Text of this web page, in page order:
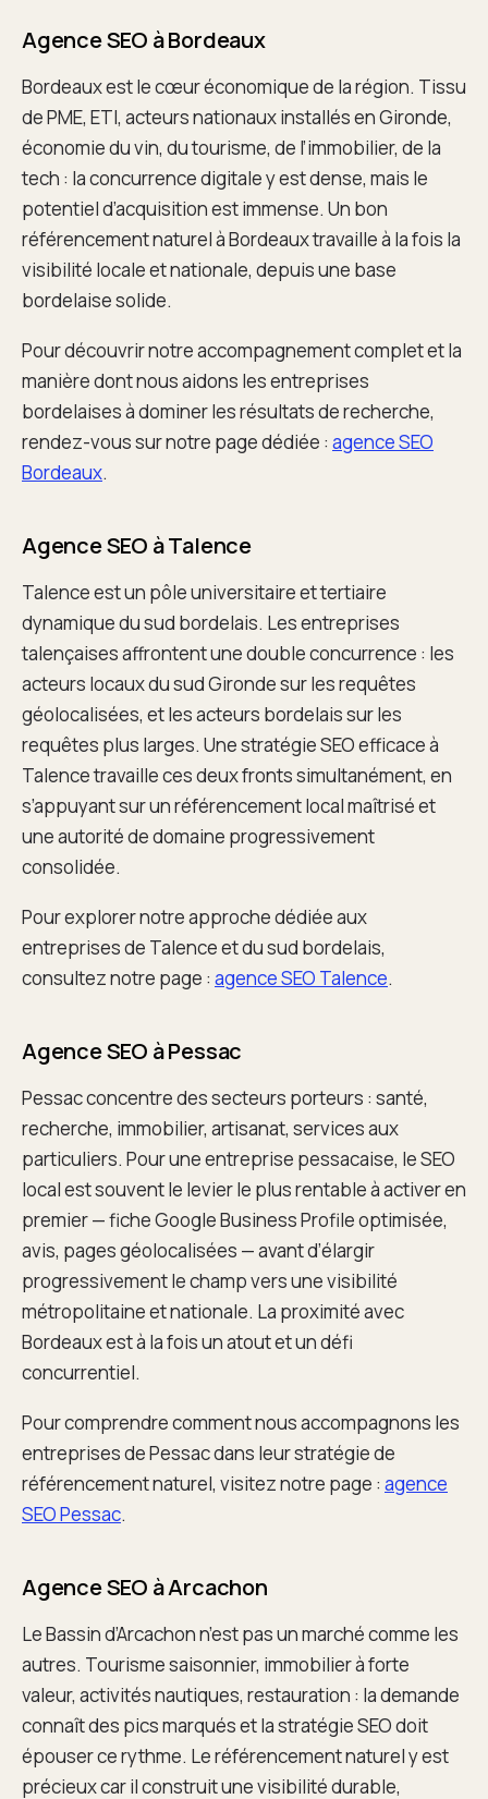
Agence SEO à Bordeaux
Bordeaux est le cœur économique de la région. Tissu
de PME, ETI, acteurs nationaux installés en Gironde,
économie du vin, du tourisme, de l’immobilier, de la
tech : la concurrence digitale y est dense, mais le
potentiel d’acquisition est immense. Un bon
référencement naturel à Bordeaux travaille à la fois la
visibilité locale et nationale, depuis une base
bordelaise solide.
Pour découvrir notre accompagnement complet et la
manière dont nous aidons les entreprises
bordelaises à dominer les résultats de recherche,
rendez-vous sur notre page dédiée : agence SEO
Bordeaux.
Agence SEO à Talence
Talence est un pôle universitaire et tertiaire
dynamique du sud bordelais. Les entreprises
talençaises affrontent une double concurrence : les
acteurs locaux du sud Gironde sur les requêtes
géolocalisées, et les acteurs bordelais sur les
requêtes plus larges. Une stratégie SEO efficace à
Talence travaille ces deux fronts simultanément, en
s’appuyant sur un référencement local maîtrisé et
une autorité de domaine progressivement
consolidée.
Pour explorer notre approche dédiée aux
entreprises de Talence et du sud bordelais,
consultez notre page : agence SEO Talence.
Agence SEO à Pessac
Pessac concentre des secteurs porteurs : santé,
recherche, immobilier, artisanat, services aux
particuliers. Pour une entreprise pessacaise, le SEO
local est souvent le levier le plus rentable à activer en
premier — fiche Google Business Profile optimisée,
avis, pages géolocalisées — avant d’élargir
progressivement le champ vers une visibilité
métropolitaine et nationale. La proximité avec
Bordeaux est à la fois un atout et un défi
concurrentiel.
Pour comprendre comment nous accompagnons les
entreprises de Pessac dans leur stratégie de
référencement naturel, visitez notre page : agence
SEO Pessac.
Agence SEO à Arcachon
Le Bassin d’Arcachon n’est pas un marché comme les
autres. Tourisme saisonnier, immobilier à forte
valeur, activités nautiques, restauration : la demande
connaît des pics marqués et la stratégie SEO doit
épouser ce rythme. Le référencement naturel y est
précieux car il construit une visibilité durable,